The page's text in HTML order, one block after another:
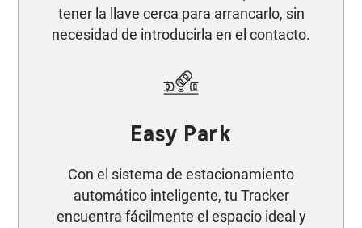
tener la llave cerca para arrancarlo, sin
necesidad de introducirla en el contacto.
Easy Park
Con el sistema de estacionamiento
automático inteligente, tu Tracker
encuentra fácilmente el espacio ideal y